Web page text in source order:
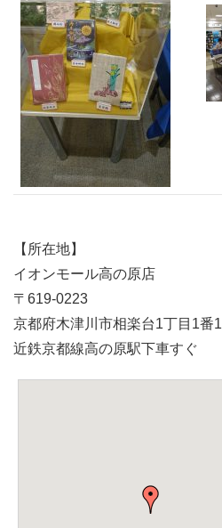
【所在地】
イオンモール高の原店
〒619-0223
京都府木津川市相楽台1丁目1番1
近鉄京都線高の原駅下車すぐ